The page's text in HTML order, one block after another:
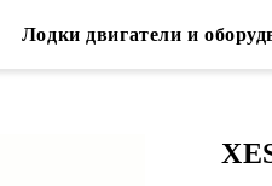
Лодки двигатели и